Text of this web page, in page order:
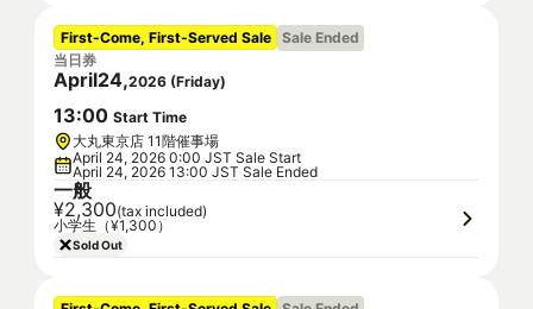
First-Come, First-Served Sale Sale Ended
当日券
April24,2026 (Friday)
13:00 Start Time
大丸東京店 11階催事場
April 24, 2026 0:00 JST Sale Start
April 24, 2026 13:00 JST Sale Ended
一般
¥2,300(tax included)
小学生（¥1,300）
Sold Out